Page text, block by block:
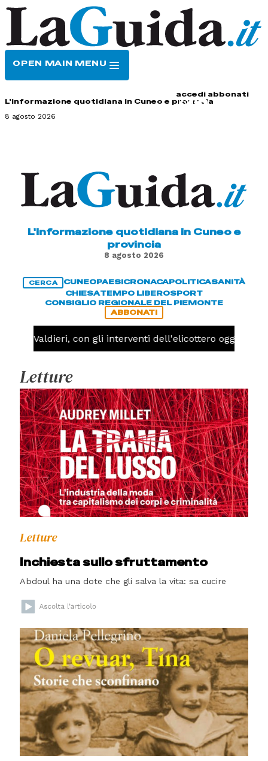
OPEN MAIN MENU
accedi abbonati
L'informazione quotidiana in Cuneo e provincia
8 agosto 2026
L'informazione quotidiana in Cuneo e
provincia
8 agosto 2026
CERCA CUNEOPAESICRONACAPOLITICASANITÀ
CHIESATEMPO LIBEROSPORT
CONSIGLIO REGIONALE DEL PIEMONTE
ABBONATI
a Valdieri, con gli interventi dell'elicottero oggi potrebbe
Letture
Letture
Inchiesta sullo sfruttamento
Abdoul ha una dote che gli salva la vita: sa cucire